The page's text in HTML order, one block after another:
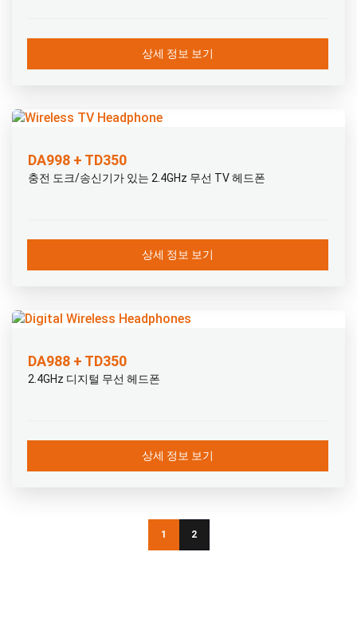
상세 정보 보기
DA998 + TD350
충전 도크/송신기가 있는 2.4GHz 무선 TV 헤드폰
상세 정보 보기
DA988 + TD350
2.4GHz 디지털 무선 헤드폰
상세 정보 보기
1 2